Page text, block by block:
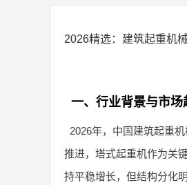
2026精选：建筑起重机
一、行业背景与市场
2026年，中国建筑起重
推进，塔式起重机作为关
持平稳增长，但结构分化